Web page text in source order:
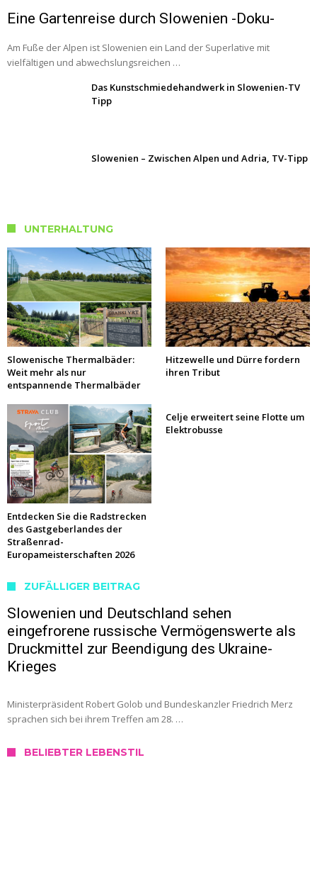
Eine Gartenreise durch Slowenien -Doku-
Am Fuße der Alpen ist Slowenien ein Land der Superlative mit
vielfältigen und abwechslungsreichen …
Das Kunstschmiedehandwerk in Slowenien-TV
Tipp
Slowenien – Zwischen Alpen und Adria, TV-Tipp
UNTERHALTUNG
Slowenische Thermalbäder:
Weit mehr als nur
entspannende Thermalbäder
Hitzewelle und Dürre fordern
ihren Tribut
Entdecken Sie die Radstrecken
des Gastgeberlandes der
Straßenrad-
Europameisterschaften 2026
Celje erweitert seine Flotte um
Elektrobusse
ZUFÄLLIGER BEITRAG
Slowenien und Deutschland sehen
eingefrorene russische Vermögenswerte als
Druckmittel zur Beendigung des Ukraine-
Krieges
Ministerpräsident Robert Golob und Bundeskanzler Friedrich Merz
sprachen sich bei ihrem Treffen am 28. …
BELIEBTER LEBENSTIL